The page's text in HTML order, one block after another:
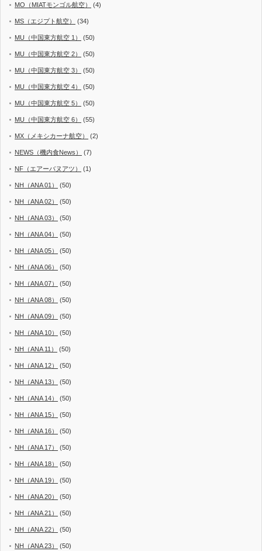
MO（MIATモンゴル航空） (4)
MS（エジプト航空） (34)
MU（中国東方航空 1） (50)
MU（中国東方航空 2） (50)
MU（中国東方航空 3） (50)
MU（中国東方航空 4） (50)
MU（中国東方航空 5） (50)
MU（中国東方航空 6） (55)
MX（メキシカーナ航空） (2)
NEWS（機内食News） (7)
NF（エアーバヌアツ） (1)
NH（ANA 01） (50)
NH（ANA 02） (50)
NH（ANA 03） (50)
NH（ANA 04） (50)
NH（ANA 05） (50)
NH（ANA 06） (50)
NH（ANA 07） (50)
NH（ANA 08） (50)
NH（ANA 09） (50)
NH（ANA 10） (50)
NH（ANA 11） (50)
NH（ANA 12） (50)
NH（ANA 13） (50)
NH（ANA 14） (50)
NH（ANA 15） (50)
NH（ANA 16） (50)
NH（ANA 17） (50)
NH（ANA 18） (50)
NH（ANA 19） (50)
NH（ANA 20） (50)
NH（ANA 21） (50)
NH（ANA 22） (50)
NH（ANA 23） (50)